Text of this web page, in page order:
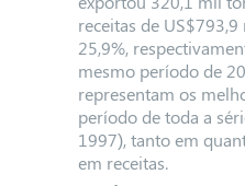
receitas de
25,9%,
mesmo período de
representam os
período de toda a
1997), tanto em
em receitas.